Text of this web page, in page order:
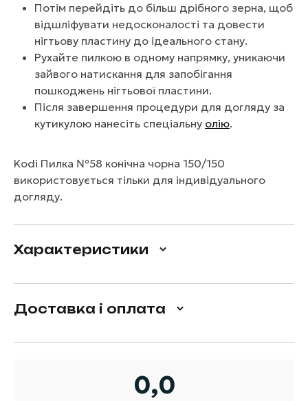
Потім перейдіть до більш дрібного зерна, щоб
відшліфувати недосконалості та довести
нігтьову пластину до ідеального стану.
Рухайте пилкою в одному напрямку, уникаючи
зайвого натискання для запобігання
пошкоджень нігтьової пластини.
Після завершення процедури для догляду за
кутикулою нанесіть спеціальну олію.
Kodi Пилка №58 конічна чорна 150/150
використовується тільки для індивідуального
догляду.
Характеристики
Доставка і оплата
0,0